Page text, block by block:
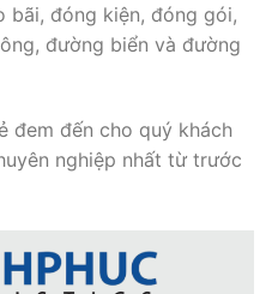
bãi, đóng kiện, đóng gói,
đường biển và đường
đem đến cho quý khách
nghiệp nhất từ trước